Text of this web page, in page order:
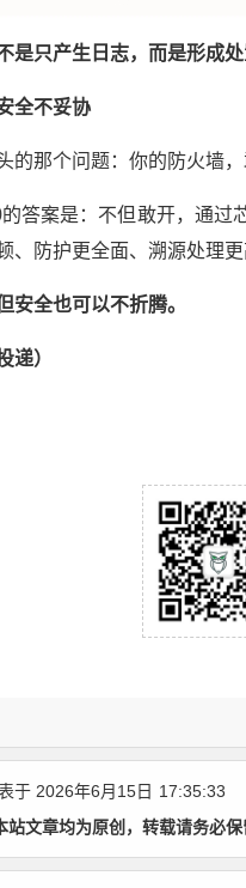
是只产生日志，而是形成
全不妥协
的那个问题：你的防火墙
答案是：不但敢开，通过
、防护更全面、溯源处理更
安全也可以不折腾。
递）
于 2026年6月15日 17:35:33
站文章均为原创，转载请务必